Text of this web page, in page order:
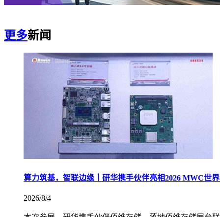
更多新闻
算力筑基，智联边缘｜研华携手伙伴亮相2026 MWC世
2026/8/4